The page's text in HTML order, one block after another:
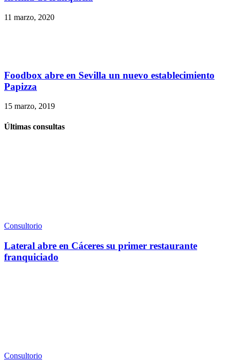
11 marzo, 2020
Foodbox abre en Sevilla un nuevo establecimiento
Papizza
15 marzo, 2019
Últimas consultas
Consultorio
Lateral abre en Cáceres su primer restaurante
franquiciado
Consultorio